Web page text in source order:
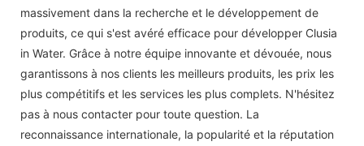
massivement dans la recherche et le développement de
produits, ce qui s'est avéré efficace pour développer Clusia
in Water. Grâce à notre équipe innovante et dévouée, nous
garantissons à nos clients les meilleurs produits, les prix les
plus compétitifs et les services les plus complets. N'hésitez
pas à nous contacter pour toute question. La
reconnaissance internationale, la popularité et la réputation